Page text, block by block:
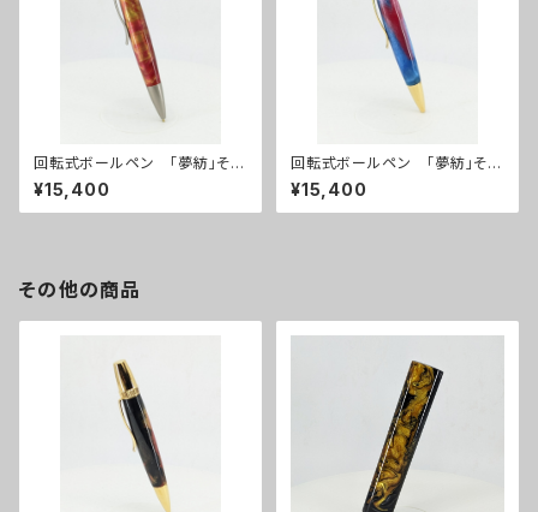
回転式ボールペン 「夢紡」その
12
¥15,400
回転式ボールペン 「夢紡」その
10
¥15,400
その他の商品